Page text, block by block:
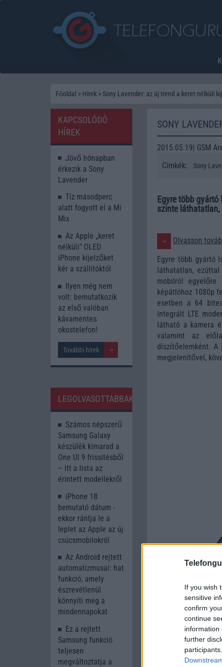
If you wish
sensitive
confirm
continue
information
further
Főoldal > Hírek > Sony Lavender: az új trend a keret nélküli
SONY
2015.05.19| GSM
Címkék:
Sony
Egyre több
szinte láthatatlan,
Olvasson
Egyre több gyártó
láthatatlan,
mobilról
képátlóhoz 1080p
esetben a 64
integrált LTE
látható a kamera
valamint az
díszítőelemként. A
megjelenítővel,
KAPCSOLÓDÓ
HÍREK
Jövő hónapban
érkezik a Sony
Lavender
Tíz másodperc
alatt fogyott el a Mi
Mix
Az Apple „keret
nélküli” OLED
iPhone kijelzőket
kér a szállítóktól
Ilyen még nem
volt: bemutatkozik
az első valóban
kávamentes
okostelefon!
További hírek
LEGOLVASOTTABBAK
Számos népszerű
Samsung Galaxy
készülék kimarad a
One UI 9 frissítésből
– itt a lista az
érintett modellekről
iPhone 18
bemutató dátum -
ekkor rántja le a
leplet az Apple az új
csúcsmobilokról
Az Android rejtett
automatizmusai: hat
funkció, amely
észrevétlenül
könnyíti meg a
mindennapokat
Ez a rejtett
Samsung funkció
teljesen
megváltoztatja a